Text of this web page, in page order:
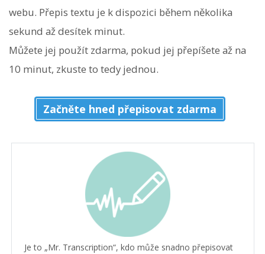
webu. Přepis textu je k dispozici během několika
sekund až desítek minut.
Můžete jej použít zdarma, pokud jej přepíšete až na
10 minut, zkuste to tedy jednou.
Začněte hned přepisovat zdarma
Je to „Mr. Transcription“, kdo může snadno přepisovat